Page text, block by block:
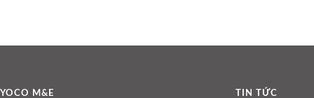
YOCO M&E TIN TỨC